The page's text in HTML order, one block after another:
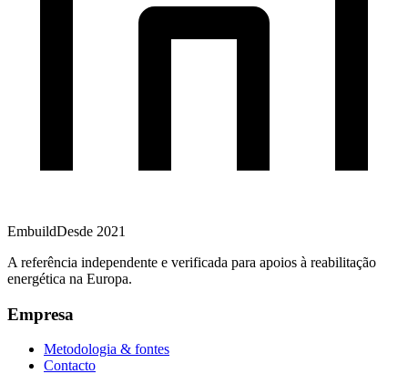
EmbuildDesde 2021
A referência independente e verificada para apoios à reabilitação
energética na Europa.
Empresa
Metodologia & fontes
Contacto